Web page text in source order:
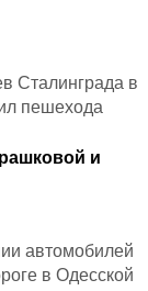
Сталинграда в
пешехода
и
автомобилей
в Одесской